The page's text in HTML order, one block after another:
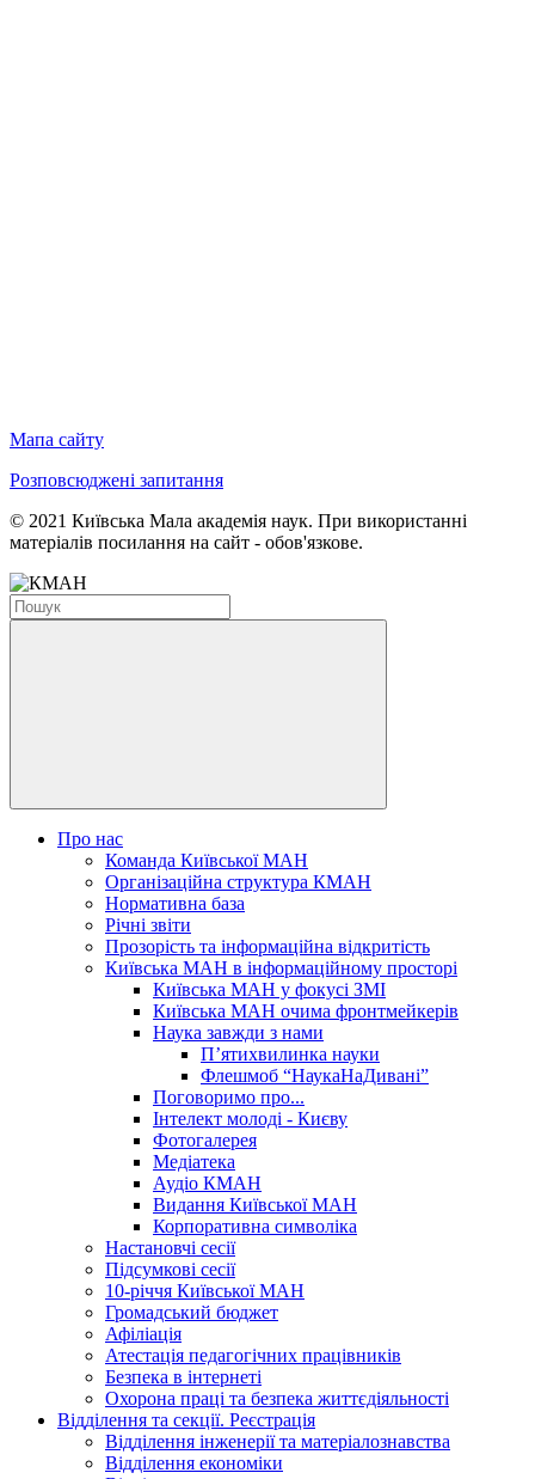
Мапа сайту
Розповсюджені запитання
© 2021 Київська Мала академія наук. При використанні
матеріалів посилання на сайт - обов'язкове.
Про нас
Команда Київської МАН
Організаційна структура КМАН
Нормативна база
Річні звіти
Прозорість та інформаційна відкритість
Київська МАН в інформаційному просторі
Київська МАН у фокусі ЗМІ
Київська МАН очима фронтмейкерів
Наука завжди з нами
П’ятихвилинка науки
Флешмоб “НаукаНаДивані”
Поговоримо про...
Інтелект молоді - Києву
Фотогалерея
Медіатека
Аудіо КМАН
Видання Київської МАН
Корпоративна символіка
Настановчі сесії
Підсумкові сесії
10-річчя Київської МАН
Громадський бюджет
Афіліація
Атестація педагогічних працівників
Безпека в інтернеті
Охорона праці та безпека життєдіяльності
Відділення та секції. Реєстрація
Відділення інженерії та матеріалознавства
Відділення економіки